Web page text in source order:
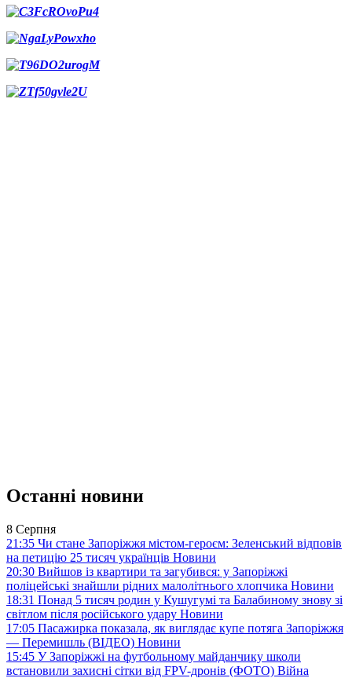
Останні новини
8 Серпня
21:35 Чи стане Запоріжжя містом-героєм: Зеленський відповів
на петицію 25 тисяч українців Новини
20:30 Вийшов із квартири та загубився: у Запоріжжі
поліцейські знайшли рідних малолітнього хлопчика Новини
18:31 Понад 5 тисяч родин у Кушугумі та Балабиному знову зі
світлом після російського удару Новини
17:05 Пасажирка показала, як виглядає купе потяга Запоріжжя
— Перемишль (ВІДЕО) Новини
15:45 У Запоріжжі на футбольному майданчику школи
встановили захисні сітки від FPV-дронів (ФОТО) Війна